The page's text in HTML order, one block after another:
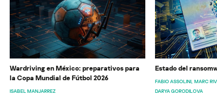
Wardriving en México: preparativos para
la Copa Mundial de Fútbol 2026
ISABEL MANJARREZ
Estado del
FABIO ASSOLINI MARC
DARYA GORODILOVA